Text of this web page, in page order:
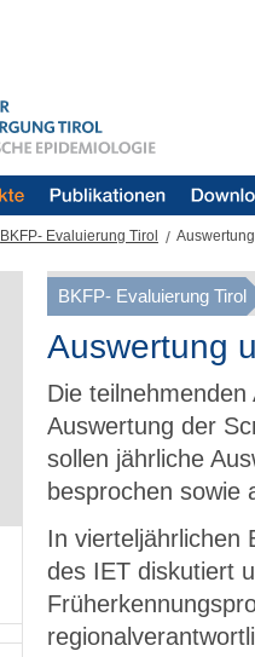
BKFP- Evaluierung Tirol /
BKFP- Evaluierung Tirol
Auswertung
Die
Auswertung der
sollen jährliche
besprochen sowie
In vierteljährlichen
des IET diskutiert